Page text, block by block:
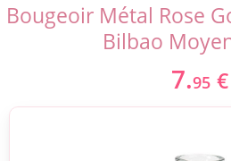
Livraison point relais
Payez votre commande
Bougeoir Métal Rose
Bilbao
7.95 €